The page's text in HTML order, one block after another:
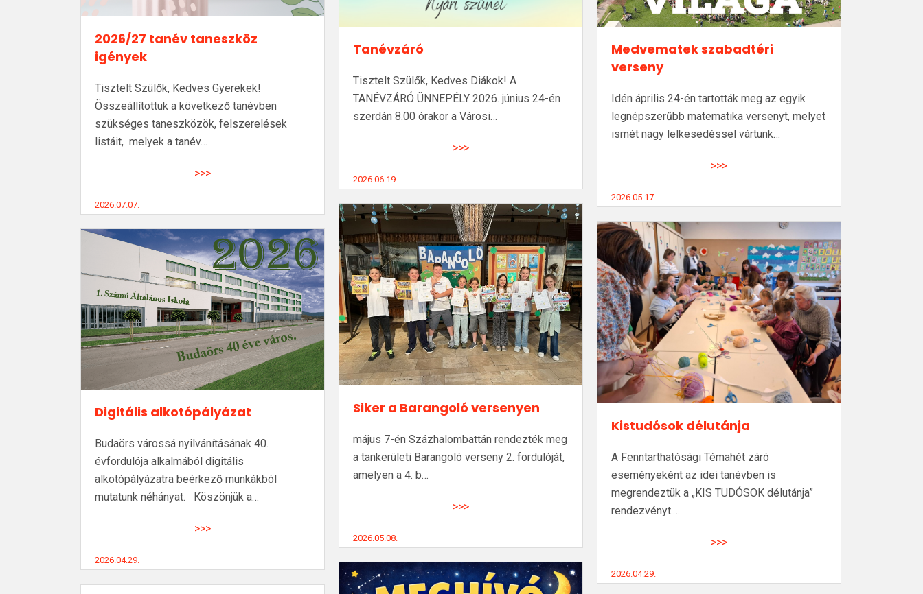
2026/27 tanév taneszköz
igények
Tisztelt Szülők, Kedves Gyerekek!
Összeállítottuk a következő tanévben
szükséges taneszközök, felszerelések
listáit, melyek a tanév…
>>>
2026.07.07.
Tanévzáró
Tisztelt Szülők, Kedves Diákok! A
TANÉVZÁRÓ ÜNNEPÉLY 2026. június 24-én
szerdán 8.00 órakor a Városi…
>>>
2026.06.19.
Medvematek szabadtéri
verseny
Idén április 24-én tartották meg az egyik
legnépszerűbb matematika versenyt, melyet
ismét nagy lelkesedéssel vártunk…
>>>
2026.05.17.
Siker a Barangoló versenyen
május 7-én Százhalombattán rendezték meg
a tankerületi Barangoló verseny 2. fordulóját,
amelyen a 4. b…
>>>
2026.05.08.
Kistudósok délutánja
A Fenntarthatósági Témahét záró
eseményeként az idei tanévben is
megrendeztük a „KIS TUDÓSOK délutánja”
rendezvényt.…
>>>
2026.04.29.
Digitális alkotópályázat
Budaörs várossá nyilvánításának 40.
évfordulója alkalmából digitális
alkotópályázatra beérkező munkákból
mutatunk néhányat. Köszönjük a…
>>>
2026.04.29.